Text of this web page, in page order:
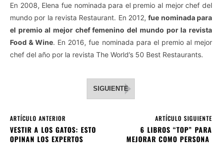
En 2008, Elena fue nominada para el premio al mejor chef del
mundo por la revista Restaurant. En 2012,fue nominada para
el premio al mejor chef femenino del mundo por la revista
Food & Wine. En 2016, fue nominada para el premio al mejor
chef del año por la revista The World’s 50 Best Restaurants.
SIGUIENTE
ARTÍCULO ANTERIOR
VESTIR A LOS GATOS: ESTO
OPINAN LOS EXPERTOS
ARTÍCULO SIGUIENTE
6 LIBROS “TOP” PARA
MEJORAR COMO PERSONA